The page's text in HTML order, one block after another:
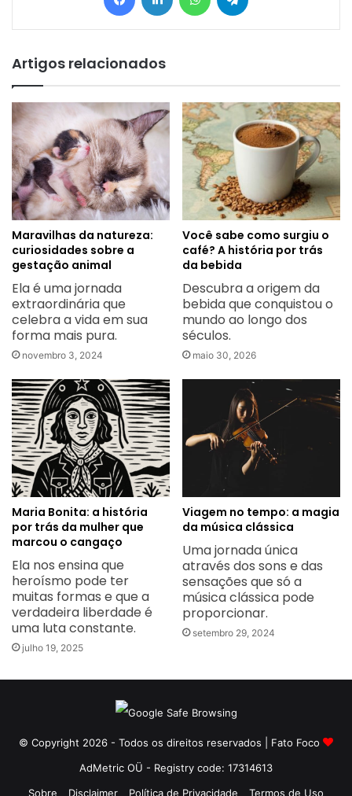
Artigos relacionados
Maravilhas da natureza:
curiosidades sobre a
gestação animal
Ela é uma jornada
extraordinária que
celebra a vida em sua
forma mais pura.
novembro 3, 2024
Você sabe como surgiu o
café? A história por trás
da bebida
Descubra a origem da
bebida que conquistou o
mundo ao longo dos
séculos.
maio 30, 2026
Maria Bonita: a história
por trás da mulher que
marcou o cangaço
Ela nos ensina que
heroísmo pode ter
muitas formas e que a
verdadeira liberdade é
uma luta constante.
julho 19, 2025
Viagem no tempo: a magia
da música clássica
Uma jornada única
através dos sons e das
sensações que só a
música clássica pode
proporcionar.
setembro 29, 2024
© Copyright 2026 - Todos os direitos reservados | Fato Foco
AdMetric OÜ - Registry code: 17314613
Sobre
Disclaimer Política de Privacidade Termos de Uso